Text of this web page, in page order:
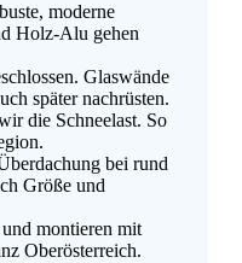
moderne
Holz-Alu gehen
Glaswände
später nachrüsten.
die Schneelast. So
bei rund
Größe und
montieren mit
Oberösterreich.